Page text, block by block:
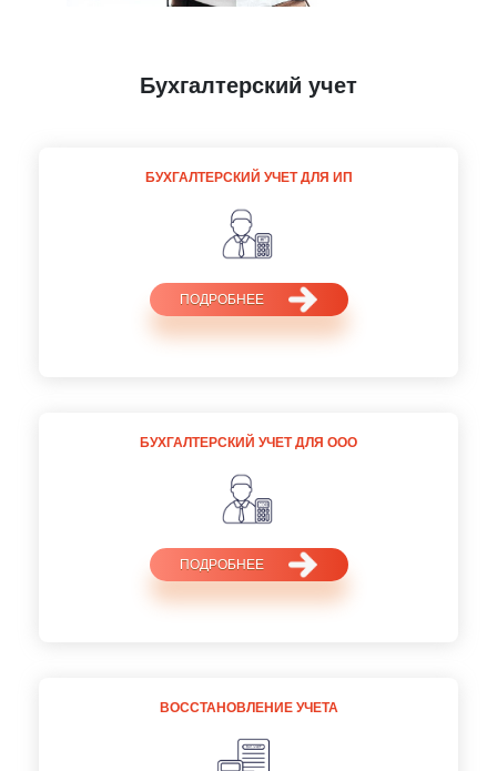
Бухгалтерский учет
БУХГАЛТЕРСКИЙ УЧЕТ ДЛЯ ИП
ПОДРОБНЕЕ
БУХГАЛТЕРСКИЙ УЧЕТ ДЛЯ ООО
ПОДРОБНЕЕ
ВОССТАНОВЛЕНИЕ УЧЕТА